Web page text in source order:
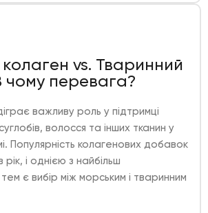
vs. Тваринний
чому перевага?
важливу роль у підтримці
волосся та інших тканин у
Популярність колагенових добавок
і однією з найбільш
є вибір між морським і тваринним